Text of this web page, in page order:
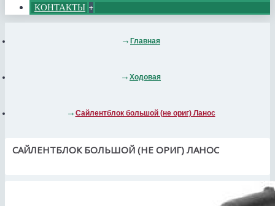
КОНТАКТЫ +
Главная
Ходовая
Сайлентблок большой (не ориг) Ланос
САЙЛЕНТБЛОК БОЛЬШОЙ (НЕ ОРИГ) ЛАНОС